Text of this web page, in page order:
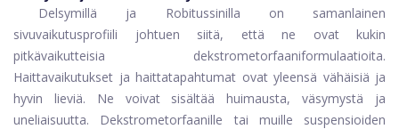
Delsymillä ja Robitussinilla on samanlainen
sivuvaikutusprofiili johtuen siitä, että ne ovat kukin
pitkävaikutteisia dekstrometorfaaniformulaatioita.
Haittavaikutukset ja haittatapahtumat ovat yleensä vähäisiä ja
hyvin lieviä. Ne voivat sisältää huimausta, väsymystä ja
uneliaisuutta. Dekstrometorfaanille tai muille suspensioiden